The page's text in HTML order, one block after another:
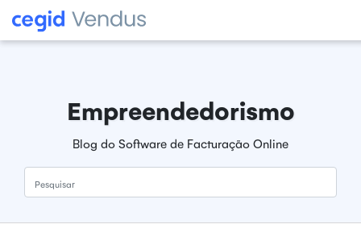
Empreendedorismo
Blog do Software de Facturação Online